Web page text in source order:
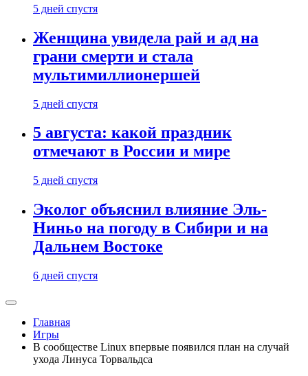
5 дней спустя
Женщина увидела рай и ад на
грани смерти и стала
мультимиллионершей
5 дней спустя
5 августа: какой праздник
отмечают в России и мире
5 дней спустя
Эколог объяснил влияние Эль-
Ниньо на погоду в Сибири и на
Дальнем Востоке
6 дней спустя
Главная
Игры
В сообществе Linux впервые появился план на случай
ухода Линуса Торвальдса